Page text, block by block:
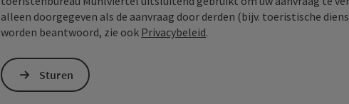
alleen doorgegeven als de aanvraag door derden (bijv. toeristische
worden beantwoord, zie ook Privacybeleid.
Sturen